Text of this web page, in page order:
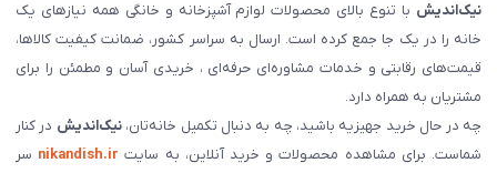
نیک‌اندیش با تنوع بالای محصولات لوازم آشپزخانه و خانگی همه نیازهای یک
خانه را در یک جا جمع کرده است. ارسال به سراسر کشور، ضمانت کیفیت کالاها،
قیمت‌های رقابتی و خدمات مشاوره‌ای حرفه‌ای ، خریدی آسان و مطمئن را برای
مشتریان به همراه دارد.
چه در حال خرید جهیزیه باشید، چه به دنبال تکمیل خانه‌تان،نیک‌اندیش در کنار
شماست. برای مشاهده محصولات و خرید آنلاین، به سایت nikandish.ir سر